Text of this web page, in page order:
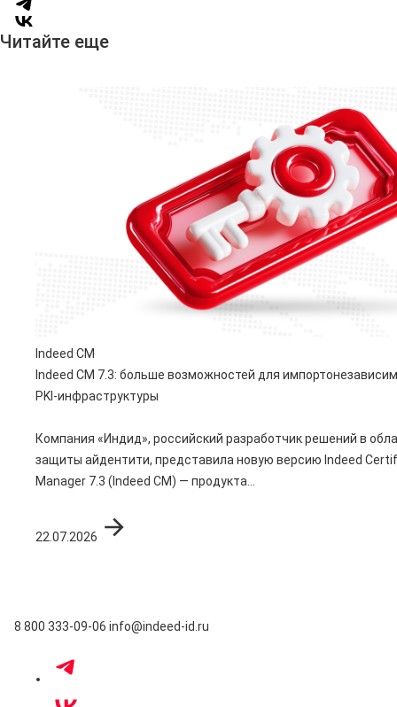
Читайте еще
Indeed CM
Indeed CM 7.3: больше возможностей для
PKI-инфраструктуры
Компания «Индид», российский разработчик решений в
защиты айдентити, представила новую версию Indeed
Manager 7.3 (Indeed CM) — продукта...
22.07.2026
8 800 333-09-06 info@indeed-id.ru